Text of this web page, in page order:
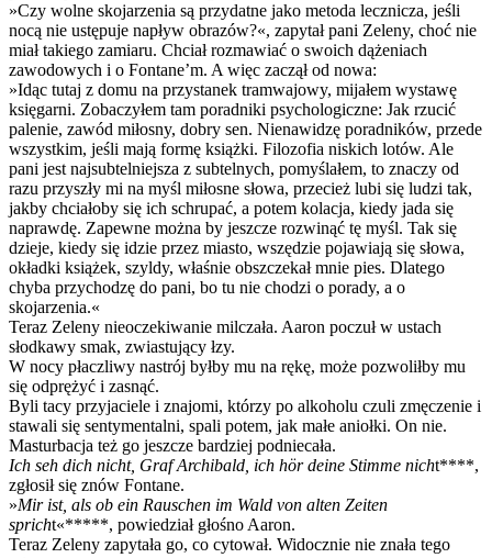
»Czy wolne skojarzenia są przydatne jako metoda lecznicza, jeśli
nocą nie ustępuje napływ obrazów?«, zapytał pani Zeleny, choć nie
miał takiego zamiaru. Chciał rozmawiać o swoich dążeniach
zawodowych i o Fontane’m. A więc zaczął od nowa:
»Idąc tutaj z domu na przystanek tramwajowy, mijałem wystawę
księgarni. Zobaczyłem tam poradniki psychologiczne: Jak rzucić
palenie, zawód miłosny, dobry sen. Nienawidzę poradników, przede
wszystkim, jeśli mają formę książki. Filozofia niskich lotów. Ale
pani jest najsubtelniejsza z subtelnych, pomyślałem, to znaczy od
razu przyszły mi na myśl miłosne słowa, przecież lubi się ludzi tak,
jakby chciałoby się ich schrupać, a potem kolacja, kiedy jada się
naprawdę. Zapewne można by jeszcze rozwinąć tę myśl. Tak się
dzieje, kiedy się idzie przez miasto, wszędzie pojawiają się słowa,
okładki książek, szyldy, właśnie obszczekał mnie pies. Dlatego
chyba przychodzę do pani, bo tu nie chodzi o porady, a o
skojarzenia.«
Teraz Zeleny nieoczekiwanie milczała. Aaron poczuł w ustach
słodkawy smak, zwiastujący łzy.
W nocy płaczliwy nastrój byłby mu na rękę, może pozwoliłby mu
się odprężyć i zasnąć.
Byli tacy przyjaciele i znajomi, którzy po alkoholu czuli zmęczenie i
stawali się sentymentalni, spali potem, jak małe aniołki. On nie.
Masturbacja też go jeszcze bardziej podniecała.
Ich seh dich nicht, Graf Archibald, ich hör deine Stimme nicht****,
zgłosił się znów Fontane.
»Mir ist, als ob ein Rauschen im Wald von alten Zeiten
spricht«*****, powiedział głośno Aaron.
Teraz Zeleny zapytała go, co cytował. Widocznie nie znała tego